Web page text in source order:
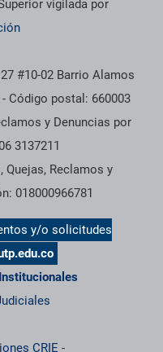
vigilada por
#10-02 Barrio Alamos
Código postal: 660003
y Denuncias por
3137211
Quejas, Reclamos y
018000966781
y/o solicitudes
CRIE -